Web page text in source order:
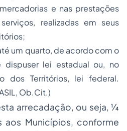
e nas prestações
realizadas em seus
um quarto, de acordo com o
dispuser lei estadual ou, no
dos Territórios, lei federal.
Ob.Cit.)
arrecadação, ou seja, ¼
aos Municípios, conforme